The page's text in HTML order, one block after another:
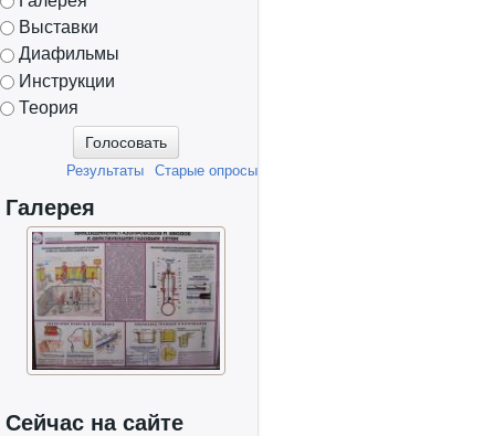
Выставки
Диафильмы
Инструкции
Теория
Старые опросы
Результаты
Галерея
Сейчас на сайте